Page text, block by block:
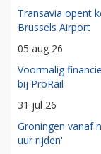
Transavia opent
Brussels Airport
05 aug 26
Voormalig
bij ProRail
31 jul 26
Groningen vanaf
uur rijden'